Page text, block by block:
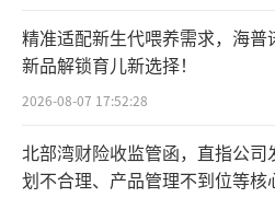
东方甄选与江小白
是8月8日东方甄选的一场
8月8日，东方甄选
带货时，突然对比点评
精的酒在咱们国家已经
精准适配新生代喂养需求，海普
新品解锁育儿新选择！
2026-08-07 17:52:28
北部湾财险收监管函，直指公司
划不合理、产品管理不到位等